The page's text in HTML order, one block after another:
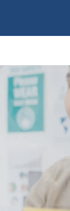
งกำจัดแมลง/ทำค
ง